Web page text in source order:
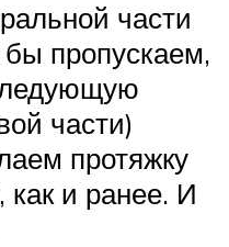
части
пропускаем,
части)
протяжку
и ранее. И